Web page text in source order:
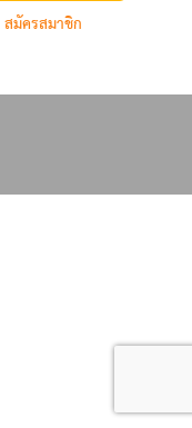
สมัครสมาชิก